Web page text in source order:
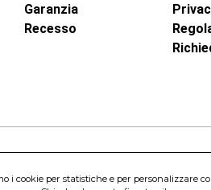
Garanzia
Recesso
40 - 00015 Monterotondo Scalo (RM)
Sociale 1.600.000,00 Euro i.v.
i cookie per statistiche e per